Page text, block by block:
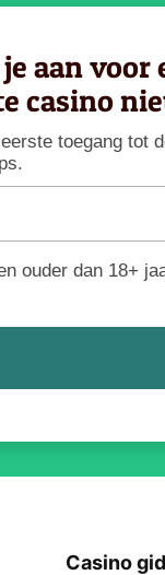
aan voor
casino
toegang tot
ouder dan 18+
Casino